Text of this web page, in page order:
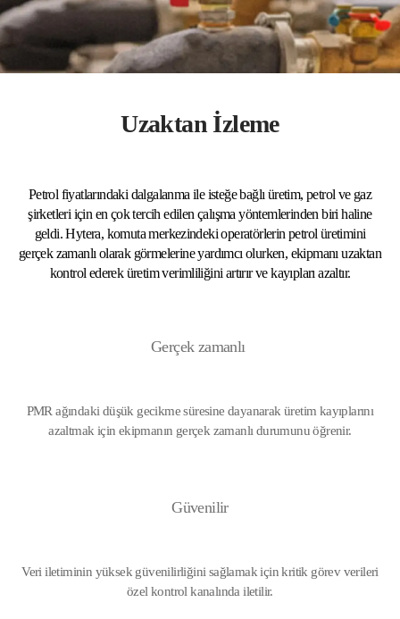
Uzaktan İzleme
Petrol fiyatlarındaki dalgalanma ile isteğe bağlı üretim, petrol ve gaz
şirketleri için en çok tercih edilen çalışma yöntemlerinden biri haline
geldi. Hytera, komuta merkezindeki operatörlerin petrol üretimini
gerçek zamanlı olarak görmelerine yardımcı olurken, ekipmanı uzaktan
kontrol ederek üretim verimliliğini artırır ve kayıpları azaltır.
Gerçek zamanlı
PMR ağındaki düşük gecikme süresine dayanarak üretim kayıplarını
azaltmak için ekipmanın gerçek zamanlı durumunu öğrenir.
Güvenilir
Veri iletiminin yüksek güvenilirliğini sağlamak için kritik görev verileri
özel kontrol kanalında iletilir.